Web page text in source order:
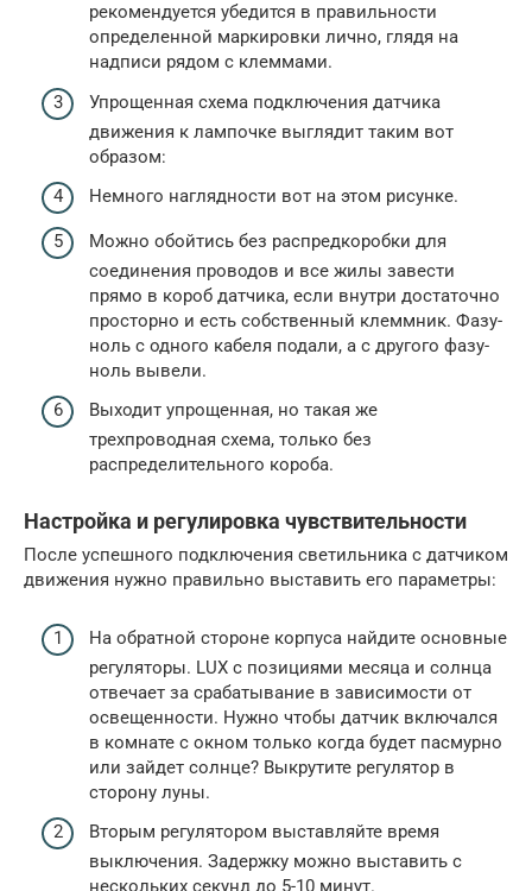
рекомендуется убедится в правильности
определенной маркировки лично, глядя на
надписи рядом с клеммами.
Упрощенная схема подключения датчика
движения к лампочке выглядит таким вот
образом:
Немного наглядности вот на этом рисунке.
Можно обойтись без распредкоробки для
соединения проводов и все жилы завести
прямо в короб датчика, если внутри достаточно
просторно и есть собственный клеммник. Фазу-
ноль с одного кабеля подали, а с другого фазу-
ноль вывели.
Выходит упрощенная, но такая же
трехпроводная схема, только без
распределительного короба.
Настройка и регулировка чувствительности
После успешного подключения светильника с датчиком
движения нужно правильно выставить его параметры:
На обратной стороне корпуса найдите основные
регуляторы. LUX с позициями месяца и солнца
отвечает за срабатывание в зависимости от
освещенности. Нужно чтобы датчик включался
в комнате с окном только когда будет пасмурно
или зайдет солнце? Выкрутите регулятор в
сторону луны.
Вторым регулятором выставляйте время
выключения. Задержку можно выставить с
нескольких секунд до 5-10 минут.